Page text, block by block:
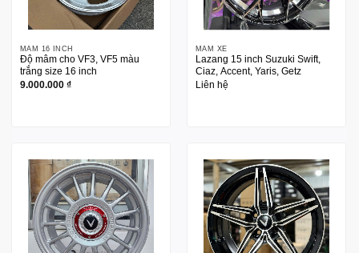
MÂM 16 INCH
Độ mâm cho VF3, VF5 màu
trắng size 16 inch
9.000.000 ₫
MÂM XE
Lazang 15 inch Suzuki Swift,
Ciaz, Accent, Yaris, Getz
Liên hệ